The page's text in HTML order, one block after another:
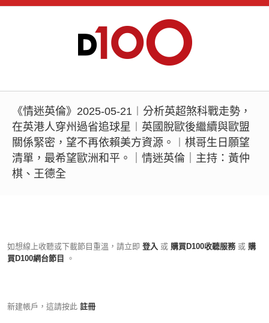
《情迷英倫》2025-05-21︱分析英超煞科戰走勢，
在英港人穿州過省追球星︱英國脫歐後繼續與歐盟
關係緊密，望不再依賴美方資源。︱棋哥生日願望
清單，最希望歐洲和平。｜情迷英倫｜主持：黃仲
棋、王德全
如想線上收聽或下載節目重溫，請立即 登入 或 購買D100收聽服務 或 購
買D100網台節目
。
新建帳戶，這請按此 註冊